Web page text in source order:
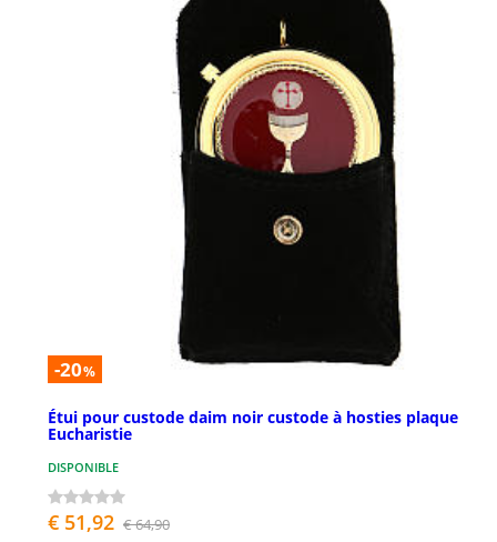
-20%
Étui pour custode daim noir custode à hosties plaque
Eucharistie
DISPONIBLE
€ 51,92 € 64,90